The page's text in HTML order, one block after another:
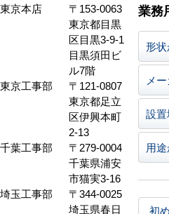
東京本店
〒153-0063
東京都目黒
区目黒3-9-1
目黒須田ビ
ル7階
東京工事部
〒121-0807
東京都足立
区伊興本町
2-13
千葉工事部
〒279-0004
千葉県浦安
市猫実3-16
埼玉工事部
〒344-0025
埼玉県春日
業務
形
メ
設
用
初